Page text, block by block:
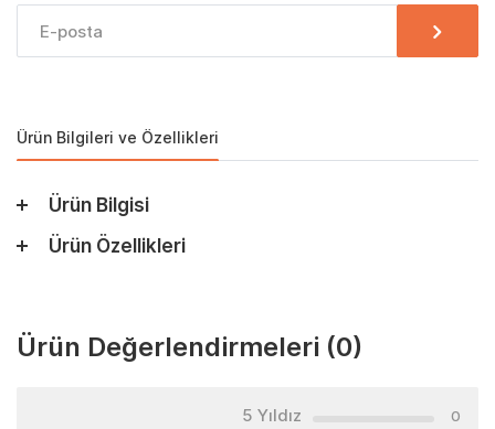
Ürün Bilgileri ve Özellikleri
Ürün Bilgisi
Ürün Özellikleri
Ürün Değerlendirmeleri (0)
5 Yıldız 0